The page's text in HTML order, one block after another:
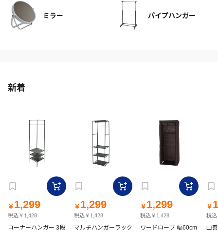
ミラー パイプハンガー
新着
￥ 1,299
税込￥1,428
コーナーハンガー 3段
￥ 1,299
税込￥1,428
マルチハンガーラック
￥ 1,299
税込￥1,428
ワードローブ 幅60cm
￥
税込
山